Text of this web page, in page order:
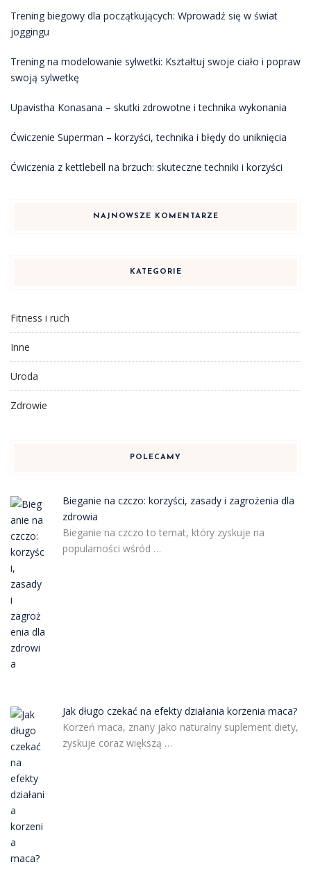
Trening biegowy dla początkujących: Wprowadź się w świat
joggingu
Trening na modelowanie sylwetki: Kształtuj swoje ciało i popraw
swoją sylwetkę
Upavistha Konasana – skutki zdrowotne i technika wykonania
Ćwiczenie Superman – korzyści, technika i błędy do uniknięcia
Ćwiczenia z kettlebell na brzuch: skuteczne techniki i korzyści
NAJNOWSZE KOMENTARZE
KATEGORIE
Fitness i ruch
Inne
Uroda
Zdrowie
POLECAMY
Bieganie na czczo: korzyści, zasady i zagrożenia dla
zdrowia
Bieganie na czczo to temat, który zyskuje na
popularności wśród …
Jak długo czekać na efekty działania korzenia maca?
Korzeń maca, znany jako naturalny suplement diety,
zyskuje coraz większą …